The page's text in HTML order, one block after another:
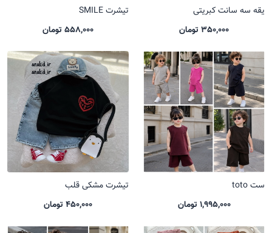
یقه سه سانت کبریتی
350,000 تومان
تیشرت SMILE
558,000 تومان
ست toto
1,995,000 تومان
تیشرت مشکی قلب
450,000 تومان